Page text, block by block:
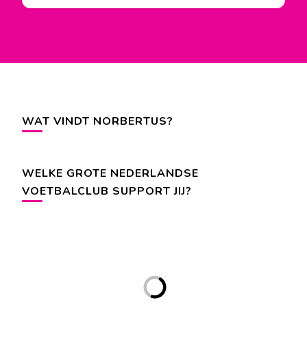
WAT VINDT NORBERTUS?
WELKE GROTE NEDERLANDSE
VOETBALCLUB SUPPORT JIJ?